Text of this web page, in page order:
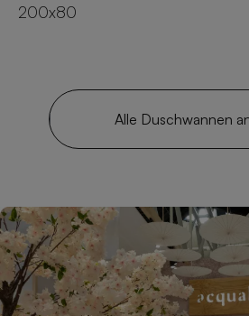
200x80
Alle Duschwannen